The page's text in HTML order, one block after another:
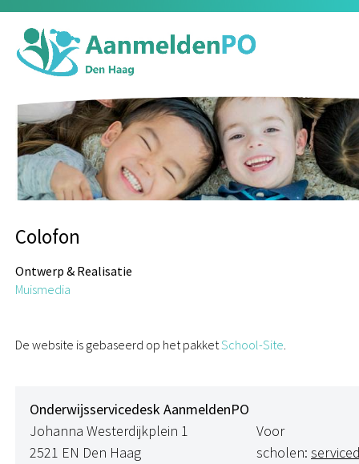
Colofon
Ontwerp & Realisatie
Muismedia
De website is gebaseerd op het pakketSchool-Site.
Onderwijsservicedesk AanmeldenPO
Johanna Westerdijkplein 1
2521 EN Den Haag
Voor
scholen: